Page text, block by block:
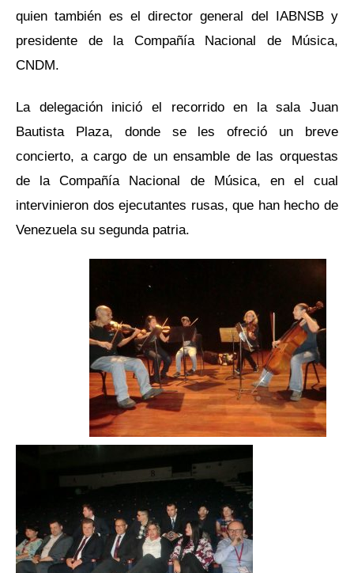
quien también es el director general del IABNSB y
presidente de la Compañía Nacional de Música,
CNDM.
La delegación inició el recorrido en la sala Juan
Bautista Plaza, donde se les ofreció un breve
concierto, a cargo de un ensamble de las orquestas
de la Compañía Nacional de Música, en el cual
intervinieron dos ejecutantes rusas, que han hecho de
Venezuela su segunda patria.